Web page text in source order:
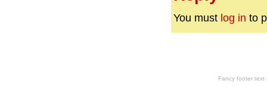
You must log in to
Fancy footer